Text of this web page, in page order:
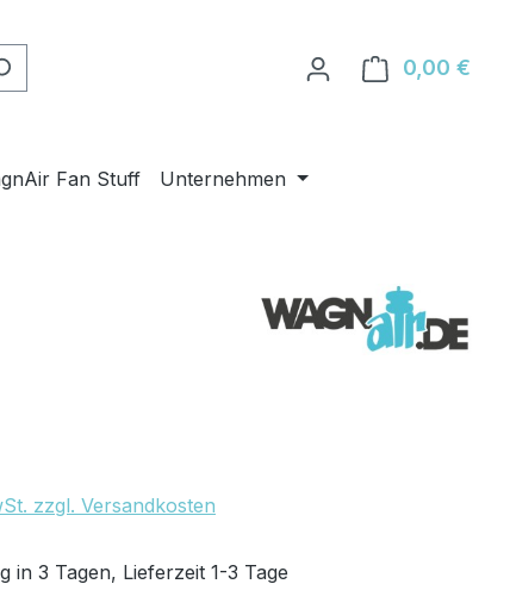
0,00 €
Fan Stuff Unternehmen
zzgl. Versandkosten
in 3 Tagen, Lieferzeit 1-3 Tage